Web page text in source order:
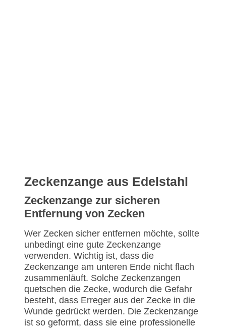
Zeckenzange aus Edelstahl
Zeckenzange zur sicheren
Entfernung von Zecken
Wer Zecken sicher entfernen möchte, sollte
unbedingt eine gute Zeckenzange
verwenden. Wichtig ist, dass die
Zeckenzange am unteren Ende nicht flach
zusammenläuft. Solche Zeckenzangen
quetschen die Zecke, wodurch die Gefahr
besteht, dass Erreger aus der Zecke in die
Wunde gedrückt werden. Die Zeckenzange
ist so geformt, dass sie eine professionelle